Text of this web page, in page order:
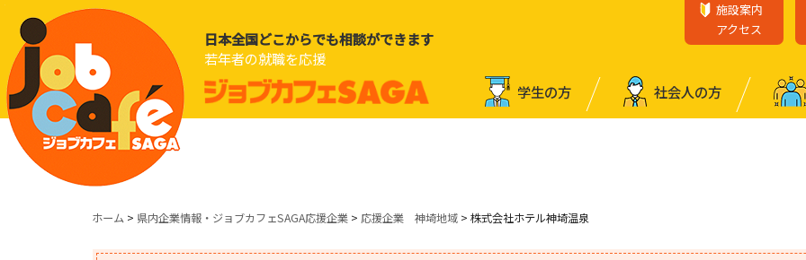
日本全国どこからでも相談ができます
若年者の就職を応援
施設案内
アクセス
学⽣の⽅ 社会⼈の⽅
ホーム > 県内企業情報・ジョブカフェSAGA応援企業 > 応援企業 神埼地域 > 株式会社ホテル神埼温泉